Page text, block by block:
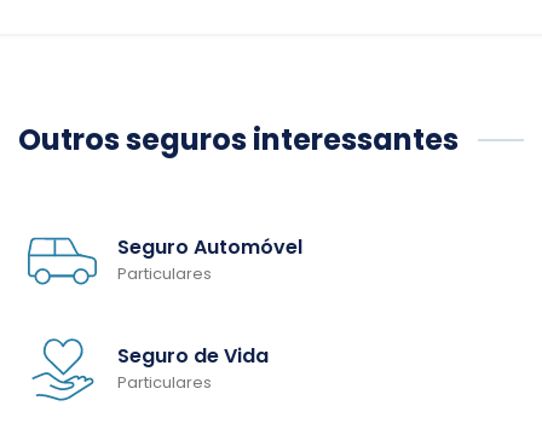
Outros seguros interessantes
Seguro Automóvel
Particulares
Seguro de Vida
Particulares